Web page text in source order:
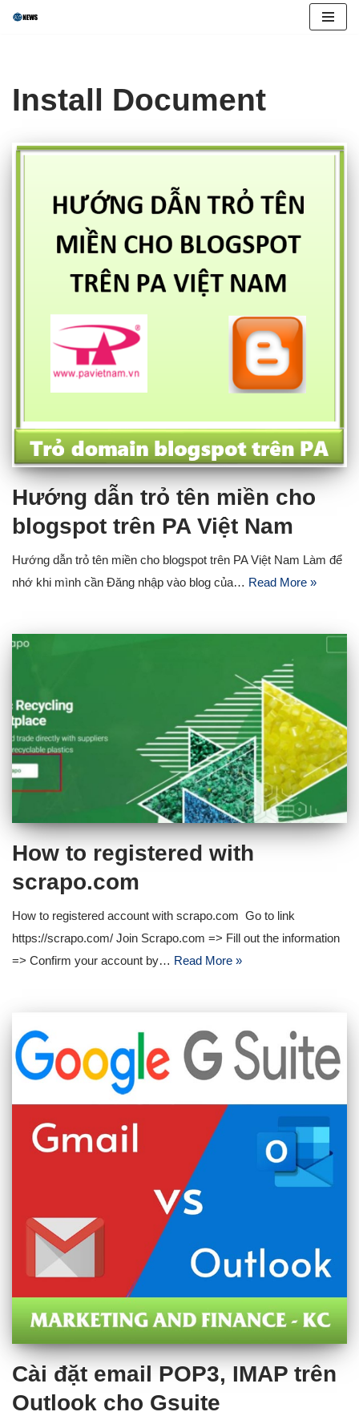
content
Install Document
Hướng dẫn trỏ tên miền cho
blogspot trên PA Việt Nam
Hướng dẫn trỏ tên miền cho blogspot trên PA Việt Nam Làm để
nhớ khi mình cần Đăng nhập vào blog của… Read More »
How to registered with
scrapo.com
How to registered account with scrapo.com Go to link
https://scrapo.com/ Join Scrapo.com => Fill out the information
=> Confirm your account by… Read More »
Cài đặt email POP3, IMAP trên
Outlook cho Gsuite